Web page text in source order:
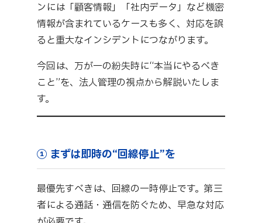
ンには「顧客情報」「社内データ」など機密
情報が含まれているケースも多く、対応を誤
ると重大なインシデントにつながります。
今回は、万が一の紛失時に“本当にやるべき
こと”を、法人管理の視点から解説いたしま
す。
① まずは即時の“回線停止”を
最優先すべきは、回線の一時停止です。第三
者による通話・通信を防ぐため、早急な対応